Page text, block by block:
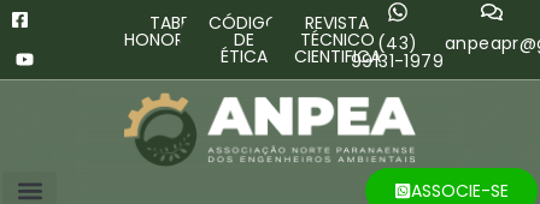
TABELA
HONORÁRIOS
CÓDIGO
DE
ÉTICA
REVISTA
TÉCNICO
CIENTIFICA
(43)
99131-1979
ASSOCIE-SE